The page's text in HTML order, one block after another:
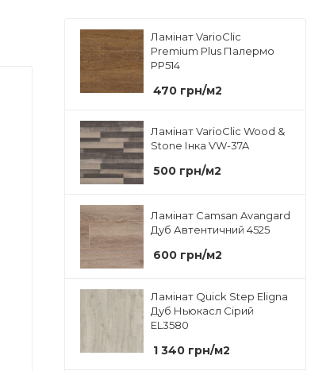
Ламінат VarioClic
Premium Plus Палермо
PP514
470 грн/м2
Ламінат VarioClic Wood &
Stone Інка VW-37A
500 грн/м2
Ламінат Camsan Avangard
Дуб Автентичний 4525
600 грн/м2
Ламінат Quick Step Eligna
Дуб Ньюкасл Сірий
EL3580
1 340 грн/м2